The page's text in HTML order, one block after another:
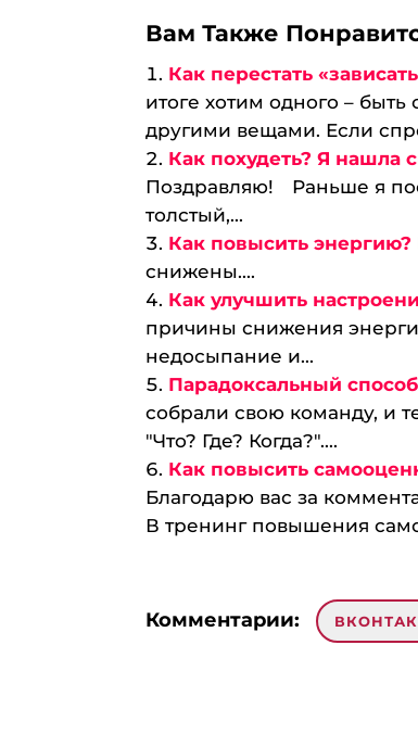
Вам Также
Как перестать
итоге хотим одного –
другими вещами. Если
Как похудеть? Я нашла
Поздравляю!⠀ Раньше я
толстый,...
Как повысить энергию?
снижены....
Как улучшить
причины снижения
недосыпание и...
Парадоксальный
собрали свою команду, и
"Что? Где? Когда?"....
Как повысить
Благодарю вас за
В тренинг повышения
Комментарии: